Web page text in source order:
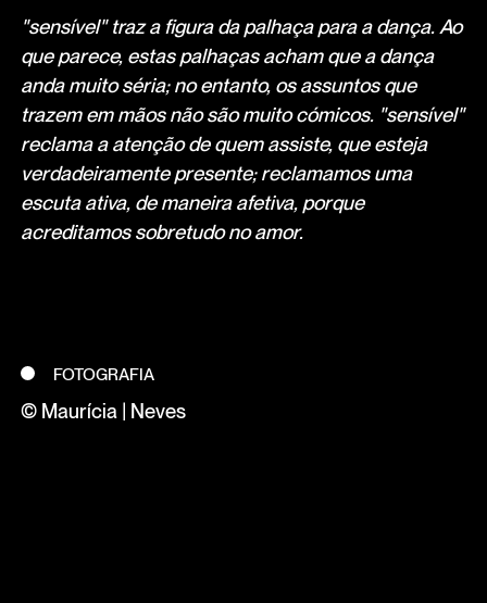
"sensível" traz a figura da palhaça para a dança. Ao
que parece, estas palhaças acham que a dança
anda muito séria; no entanto, os assuntos que
trazem em mãos não são muito cómicos. "sensível"
reclama a atenção de quem assiste, que esteja
verdadeiramente presente; reclamamos uma
escuta ativa, de maneira afetiva, porque
acreditamos sobretudo no amor.
FOTOGRAFIA
© Maurícia | Neves